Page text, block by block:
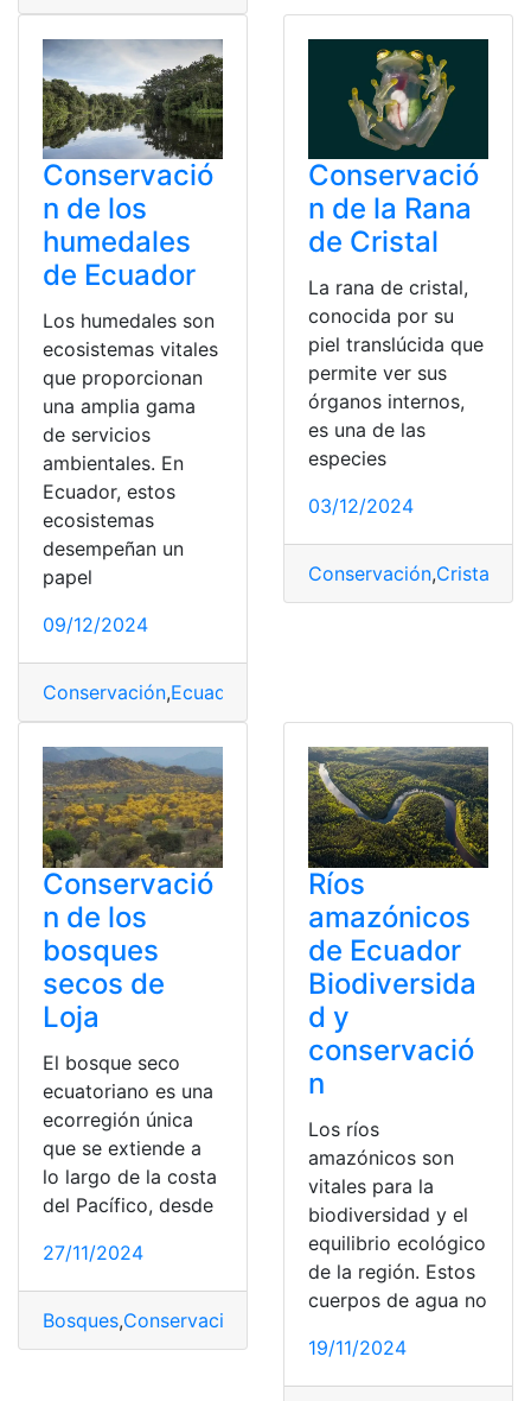
Conservació
n de los
humedales
de Ecuador
Los humedales son
ecosistemas vitales
que proporcionan
una amplia gama
de servicios
ambientales. En
Ecuador, estos
ecosistemas
desempeñan un
papel
09/12/2024
Conservación,Ecuador
Conservació
n de la Rana
de Cristal
La rana de cristal,
conocida por su
piel translúcida que
permite ver sus
órganos internos,
es una de las
especies
03/12/2024
Conservación,Cristal
Conservació
n de los
bosques
secos de
Loja
El bosque seco
ecuatoriano es una
ecorregión única
que se extiende a
lo largo de la costa
del Pacífico, desde
27/11/2024
Bosques,Conservación
Ríos
amazónicos
de Ecuador
Biodiversida
d y
conservació
n
Los ríos
amazónicos son
vitales para la
biodiversidad y el
equilibrio ecológico
de la región. Estos
cuerpos de agua no
19/11/2024